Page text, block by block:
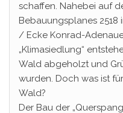
schaffen. Nahebei auf
Bebauungsplanes 2518
/ Ecke Konrad-
„Klimasiedlung“
Wald abgeholzt und
wurden. Doch was ist
Wald?
Der Bau der